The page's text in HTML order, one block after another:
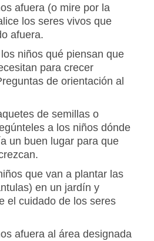
afuera (o mire por la
los seres vivos que
afuera.
niños qué piensan que
para crecer
de orientación al
de semillas o
a los niños dónde
un buen lugar para que
que van a plantar las
en un jardín y
el cuidado de los seres
afuera al área designada